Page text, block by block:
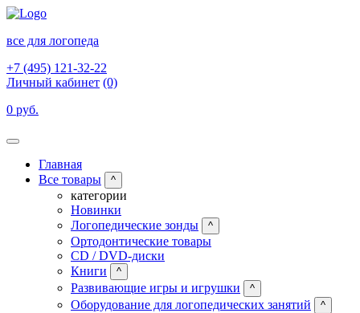
все для логопеда
+7 (495) 121-32-22
Личный кабинет (0)
0 руб.
Главная
Все товары
^
категории
Новинки
Логопедические зонды
^
Ортодонтические товары
CD / DVD-диски
Книги
^
Развивающие игры и игрушки ^
Оборудование для логопедических занятий ^